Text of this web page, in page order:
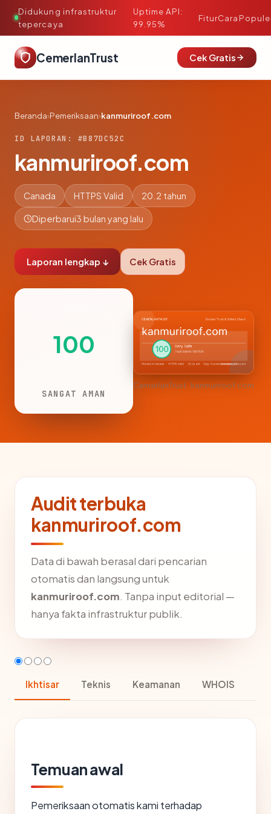
Didukung infrastruktur
tepercaya
·
Uptime API:
99.95%
FiturCara
CemerlanTrust Cek Gratis
Beranda›Pemeriksaan›kanmuriroof.com
ID LAPORAN: #B87DC52C
kanmuriroof.com
Canada HTTPS Valid 20.2 tahun
Diperbarui3 bulan yang lalu
Laporan lengkap ↓ Cek Gratis
100
SANGAT AMAN
CemerlanTrust · kanmuriroof.com
Audit terbuka
kanmuriroof.com
Data di bawah berasal dari pencarian
otomatis dan langsung untuk
kanmuriroof.com. Tanpa input editorial —
hanya fakta infrastruktur publik.
Ikhtisar Teknis Keamanan WHOIS
Temuan awal
Pemeriksaan otomatis kami terhadap